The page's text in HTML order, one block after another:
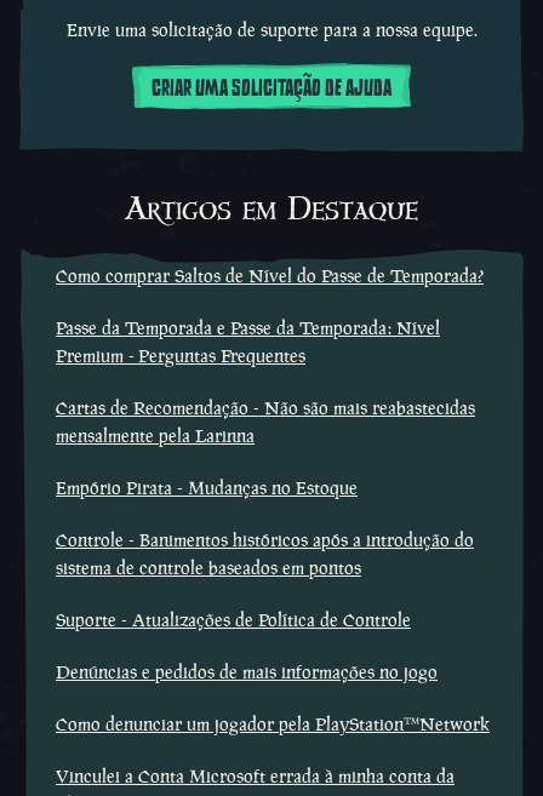
Envie uma solicitação de suporte para a nossa equipe.
CRIAR UMA SOLICITAÇÃO DE AJUDA
Artigos em Destaque
Como comprar Saltos de Nível do Passe de Temporada?
Passe da Temporada e Passe da Temporada: Nível
Premium - Perguntas Frequentes
Cartas de Recomendação - Não são mais reabastecidas
mensalmente pela Larinna
Empório Pirata - Mudanças no Estoque
Controle - Banimentos históricos após a introdução do
sistema de controle baseados em pontos
Suporte - Atualizações de Política de Controle
Denúncias e pedidos de mais informações no jogo
Como denunciar um jogador pela PlayStation™Network
Vinculei a Conta Microsoft errada à minha conta da